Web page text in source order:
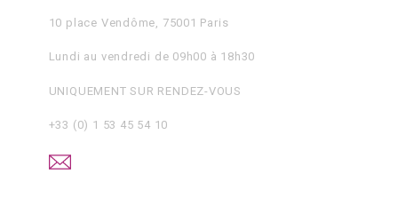
10 place Vendôme, 75001 Paris
Lundi au vendredi de 09h00 à 18h30
UNIQUEMENT SUR RENDEZ-VOUS
+33 (0) 1 53 45 54 10